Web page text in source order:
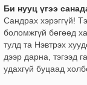
Би нууц үгээ
Сандрах хэрэггүй!
боломжгүй бөгөөд
тулд та Нэвтрэх
дээр дарна, тэгээд
удахгүй буцаад